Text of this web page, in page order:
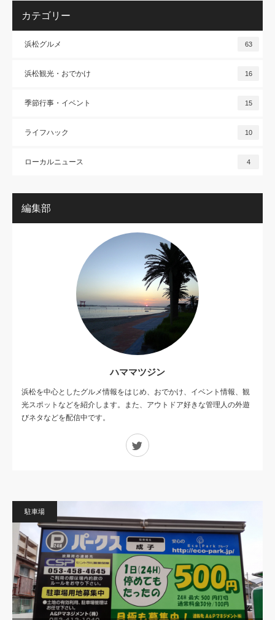
カテゴリー
浜松グルメ 63
浜松観光・おでかけ 16
季節行事・イベント 15
ライフハック 10
ローカルニュース 4
編集部
ハママツジン
浜松を中心としたグルメ情報をはじめ、おでかけ、イベント情報、観
光スポットなどを紹介します。また、アウトドア好きな管理人の外遊
びネタなどを配信中です。
駐車場